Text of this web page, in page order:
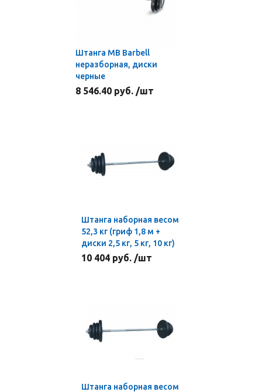
Штанга MB Barbell
неразборная, диски
черные
8 546.40 руб. /шт
Штанга наборная весом
52,3 кг (гриф 1,8 м +
диски 2,5 кг, 5 кг, 10 кг)
10 404 руб. /шт
Штанга наборная весом